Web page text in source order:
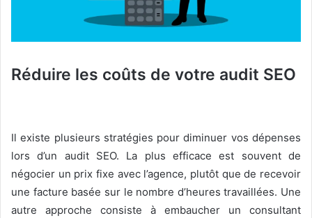
Réduire les coûts de votre audit SEO
Il existe plusieurs stratégies pour diminuer vos dépenses
lors d’un audit SEO. La plus efficace est souvent de
négocier un prix fixe avec l’agence, plutôt que de recevoir
une facture basée sur le nombre d’heures travaillées. Une
autre approche consiste à embaucher un consultant